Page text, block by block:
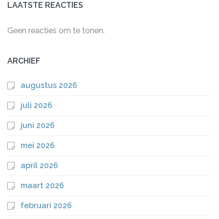
LAATSTE REACTIES
Geen reacties om te tonen.
ARCHIEF
augustus 2026
juli 2026
juni 2026
mei 2026
april 2026
maart 2026
februari 2026